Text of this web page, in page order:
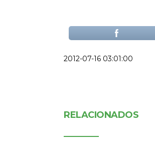
2012-07-16 03:01:00
RELACIONADOS